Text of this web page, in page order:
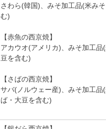
さわら(韓国)、みそ加工品(米み
む)
【赤魚の西京焼】
アカウオ(アメリカ)、みそ加工
豆を含む)
【さばの西京焼】
サバ(ノルウェー産)、みそ加工
ば・大豆を含む)